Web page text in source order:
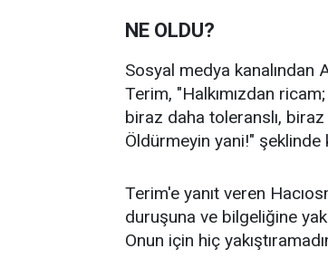
NE OLDU?
Sosyal medya kanalından
Terim, "Halkımızdan
biraz daha toleranslı,
Öldürmeyin yani!" şeklinde
Terim'e yanıt veren
duruşuna ve bilgeliğine
Onun için hiç